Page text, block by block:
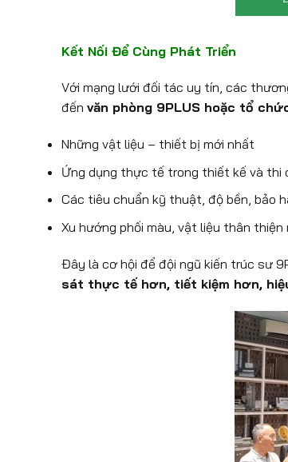
Kết Nối Để Cùng Phát Triển
Với mạng lưới đối tác uy tín, các
đến văn phòng 9PLUS hoặc tổ
Những vật liệu – thiết bị mới nhất
Ứng dụng thực tế trong thiết kế và thi
Các tiêu chuẩn kỹ thuật, độ bền, bảo
Xu hướng phối màu, vật liệu thân
Đây là cơ hội để đội ngũ kiến trúc sư
sát thực tế hơn, tiết kiệm hơn,